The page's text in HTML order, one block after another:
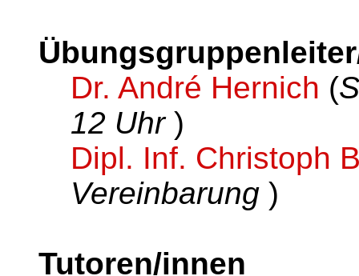
Dr. André Hernich (
12 Uhr)
Dipl. Inf. Christoph
Vereinbarung )
Tutoren/innen